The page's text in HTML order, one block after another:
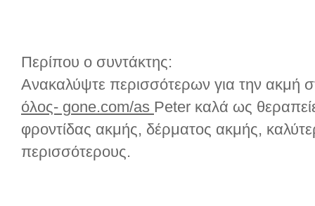
Περίπου ο συντάκτης:
Ανακαλύψτε περισσότερων για την ακμή
όλος- gone.com/as Peter καλά ως
φροντίδας ακμής, δέρματος ακμής,
περισσότερους.